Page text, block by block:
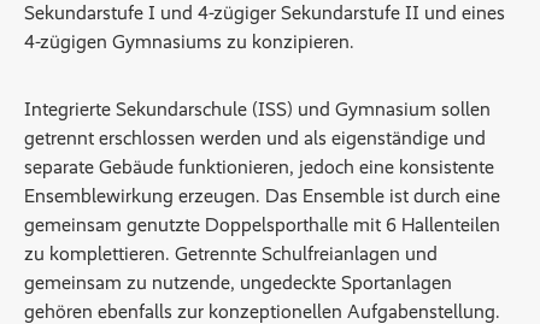
Sekundarstufe I und 4-zügiger Sekundarstufe II und eines
4-zügigen Gymnasiums zu konzipieren.
Integrierte Sekundarschule (ISS) und Gymnasium sollen
getrennt erschlossen werden und als eigenständige und
separate Gebäude funktionieren, jedoch eine konsistente
Ensemblewirkung erzeugen. Das Ensemble ist durch eine
gemeinsam genutzte Doppelsporthalle mit 6 Hallenteilen
zu komplettieren. Getrennte Schulfreianlagen und
gemeinsam zu nutzende, ungedeckte Sportanlagen
gehören ebenfalls zur konzeptionellen Aufgabenstellung.